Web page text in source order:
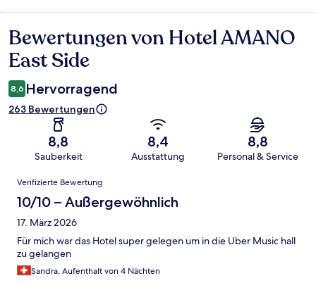
Bewertungen
Bewertungen von Hotel AMANO
East Side
8,6 Hervorragend
263 Bewertungen
8,8
Sauberkeit
8,4
Ausstattung
8,8
Personal & Service
Bewertungen
Verifizierte Bewertung
10/10 – Außergewöhnlich
17. März 2026
Für mich war das Hotel super gelegen um in die Uber Music hall
zu gelangen
Sandra, Aufenthalt von 4 Nächten